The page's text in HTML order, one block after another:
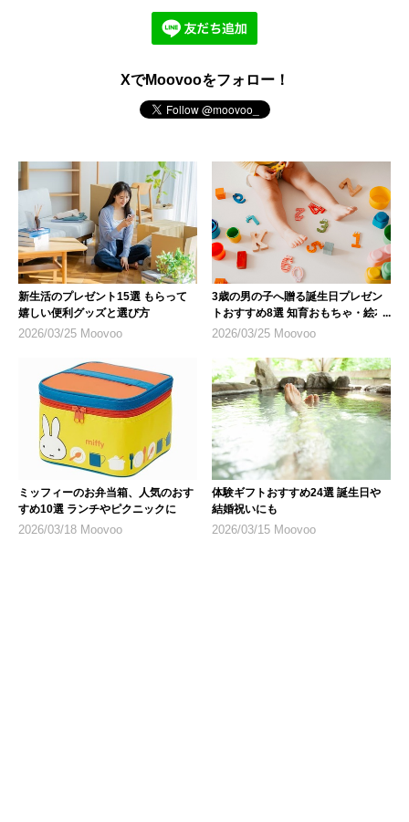
XでMoovooをフォロー！
新生活のプレゼント15選 もらって
嬉しい便利グッズと選び方
2026/03/25 Moovoo
3歳の男の子へ贈る誕生日プレゼン
トおすすめ8選 知育おもちゃ・絵本
を厳選
2026/03/25 Moovoo
ミッフィーのお弁当箱、人気のおす
すめ10選 ランチやピクニックに
2026/03/18 Moovoo
体験ギフトおすすめ24選 誕生日や
結婚祝いにも
2026/03/15 Moovoo